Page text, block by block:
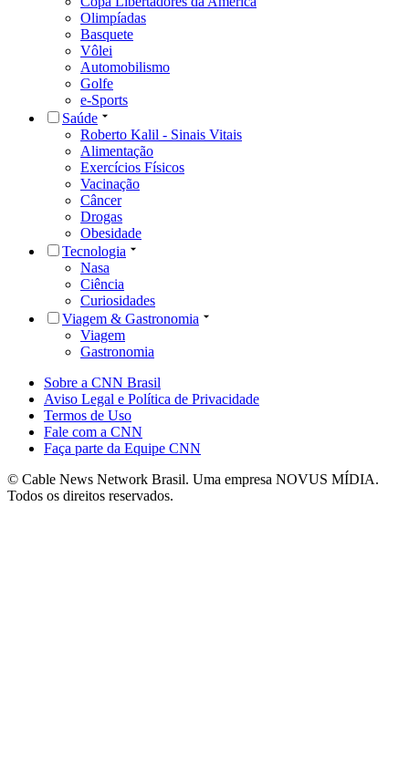
Olimpíadas
Basquete
Vôlei
Automobilismo
Golfe
e-Sports
Saúde
Roberto Kalil - Sinais Vitais
Alimentação
Exercícios Físicos
Vacinação
Câncer
Drogas
Obesidade
Tecnologia
Nasa
Ciência
Curiosidades
Viagem & Gastronomia
Viagem
Gastronomia
Sobre a CNN Brasil
Aviso Legal e Política de Privacidade
Termos de Uso
Fale com a CNN
Faça parte da Equipe CNN
© Cable News Network Brasil. Uma empresa NOVUS MÍDIA.
Todos os direitos reservados.